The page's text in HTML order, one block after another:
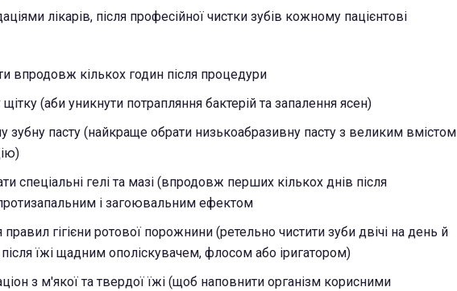
лікарів, після професійної чистки зубів кожному пацієнтові
впродовж кількох годин після процедури
(аби уникнути потрапляння бактерій та запалення ясен)
зубну пасту (найкраще обрати низькоабразивну пасту з великим вмістом
спеціальні гелі та мазі (впродовж перших кількох днів після
і загоювальним ефектом
гігієни ротової порожнини (ретельно чистити зуби двічі на день й
їжі щадним ополіскувачем, флосом або іригатором)
з м'якої та твердої їжі (щоб наповнити організм корисними